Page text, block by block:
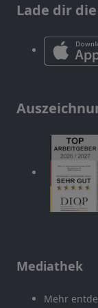
Lade dir
Mediathek
Mehr